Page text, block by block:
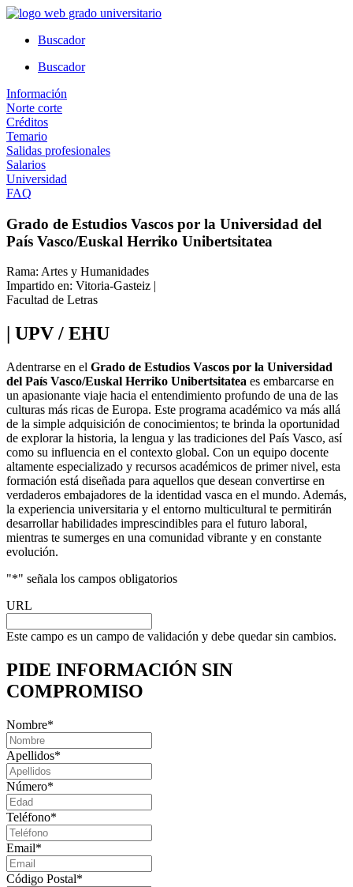
Ir
contenidoBuscador
Buscador
Información
Norte corte
Créditos
Temario
Salidas profesionales
Salarios
Universidad
FAQ
Grado de Estudios Vascos por la Universidad del
País Vasco/Euskal Herriko Unibertsitatea
Rama: Artes y Humanidades
Impartido en: Vitoria-Gasteiz |
Facultad de Letras
| UPV / EHU
Adentrarse en el Grado de Estudios Vascos por la Universidad
del País Vasco/Euskal Herriko Unibertsitatea es embarcarse en
un apasionante viaje hacia el entendimiento profundo de una de las
culturas más ricas de Europa. Este programa académico va más allá
de la simple adquisición de conocimientos; te brinda la oportunidad
de explorar la historia, la lengua y las tradiciones del País Vasco, así
como su influencia en el contexto global. Con un equipo docente
altamente especializado y recursos académicos de primer nivel, esta
formación está diseñada para aquellos que desean convertirse en
verdaderos embajadores de la identidad vasca en el mundo. Además,
la experiencia universitaria y el entorno multicultural te permitirán
desarrollar habilidades imprescindibles para el futuro laboral,
mientras te sumerges en una comunidad vibrante y en constante
evolución.
"*" señala los campos obligatorios
URL
Este campo es un campo de validación y debe quedar sin cambios.
PIDE INFORMACIÓN SIN
COMPROMISO
Nombre*
Apellidos*
Número*
Teléfono*
Email*
Código Postal*